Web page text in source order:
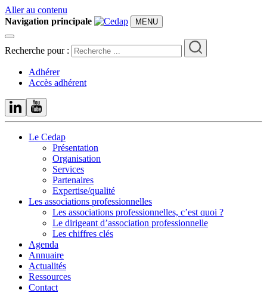
Aller au contenu
Navigation principale
MENU
Recherche pour :
Adhérer
Accès adhérent
Le Cedap
Présentation
Organisation
Services
Partenaires
Expertise/qualité
Les associations professionnelles
Les associations professionnelles, c’est quoi ?
Le dirigeant d’association professionnelle
Les chiffres clés
Agenda
Annuaire
Actualités
Ressources
Contact